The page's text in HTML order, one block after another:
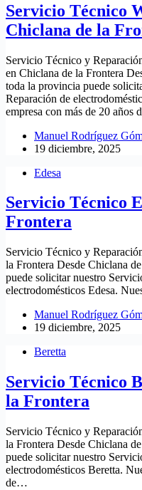
Servicio Técnico
Chiclana de la
Servicio Técnico y
en Chiclana de la Frontera
toda la provincia puede
Reparación de
empresa con más de 20 años
Manuel Rodríguez
19 diciembre, 2025
Edesa
Servicio Técnico
Frontera
Servicio Técnico y
la Frontera Desde Chiclana
puede solicitar nuestro
electrodomésticos Edesa.
Manuel Rodríguez
19 diciembre, 2025
Beretta
Servicio Técnico
la Frontera
Servicio Técnico y
la Frontera Desde Chiclana
puede solicitar nuestro
electrodomésticos Beretta.
de…